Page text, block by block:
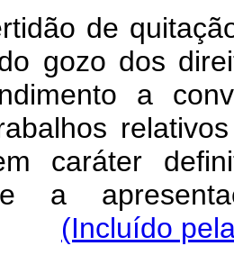
de
gozo dos
a
caráter
e a
(Incluído